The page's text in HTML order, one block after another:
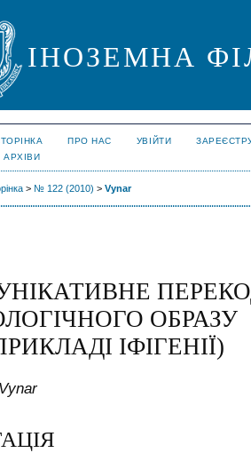
ІНОЗЕМНА
ПРО НАС УВІЙТИ
АРХІВИ
> № 122 (2010) > Vynar
ОБРАЗУ
ІФІГЕНІЇ)